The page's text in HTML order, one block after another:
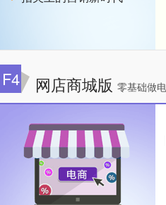
F4 网店商城版 零基础做